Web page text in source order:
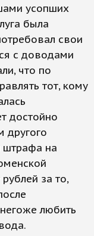
усопших
была
свои
с доводами
что по
тот, кому
достойно
другого
на
за то,
любить